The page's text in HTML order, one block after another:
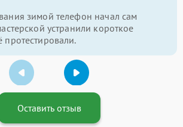
зимой телефон начал сам
устранили короткое
Оставить отзыв